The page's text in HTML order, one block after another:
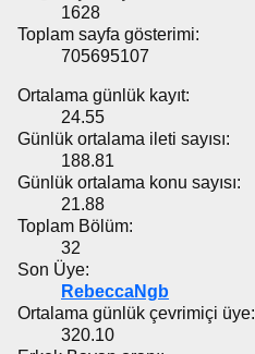
1628
Toplam sayfa gösterimi:
705695107
Ortalama günlük kayıt:
24.55
Günlük ortalama ileti sayısı:
188.81
Günlük ortalama konu sayısı:
21.88
Toplam Bölüm:
32
Son Üye:
RebeccaNgb
Ortalama günlük çevrimiçi üye:
320.10